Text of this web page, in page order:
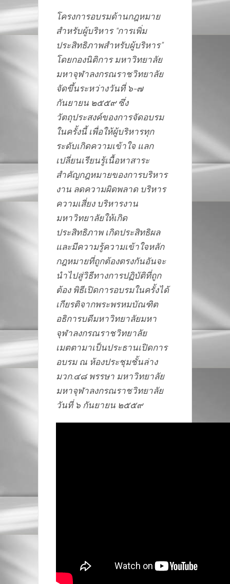
โครงการอบรมด้านกฎหมาย
สำหรับผู้บริหาร “การเพิ่ม
ประสิทธิภาพสำหรับผู้บริหาร”
โดยกองนิติการ มหาวิทยาลัย
มหาจุฬาลงกรณราชวิทยาลัย
จัดขึ้นระหว่างวันที่ ๖-๗
กันยายน ๒๕๕๙ ซึ่ง
วัตถุประสงค์ของการจัดอบรม
ในครั้งนี้ เพื่อให้ผู้บริหารทุก
ระดับเกิดความเข้าใจ แลก
เปลี่ยนเรียนรู้เนื้อหาสาระ
สำคัญกฎหมายของการบริหาร
งาน ลดความผิดพลาด บริหาร
ความเสี่ยง บริหารงาน
มหาวิทยาลัยให้เกิด
ประสิทธิภาพ เกิดประสิทธิผล
และมีความรู้ความเข้าใจหลัก
กฎหมายที่ถูกต้องตรงกันอันจะ
นำไปสู่วิธีทางการปฏิบัติที่ถูก
ต้อง พิธีเปิดการอบรมในครั้งได้
เกียรติจากพระพรหมบัณฑิต
อธิการบดีมหาวิทยาลัยมหา
จุฬาลงกรณราชวิทยาลัย
เมตตามาเป็นประธานเปิดการ
อบรม ณ ห้องประชุมชั้นล่าง
มวก.๔๘ พรรษา มหาวิทยาลัย
มหาจุฬาลงกรณราชวิทยาลัย
วันที่ ๖ กันยายน ๒๕๕๙